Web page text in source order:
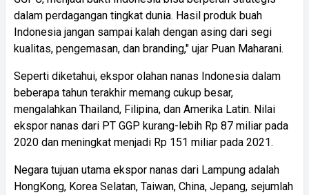
dalam perdagangan tingkat dunia. Hasil produk buah
Indonesia jangan sampai kalah dengan asing dari segi
kualitas, pengemasan, dan branding," ujar Puan Maharani.
Seperti diketahui, ekspor olahan nanas Indonesia dalam
beberapa tahun terakhir memang cukup besar,
mengalahkan Thailand, Filipina, dan Amerika Latin. Nilai
ekspor nanas dari PT GGP kurang-lebih Rp 87 miliar pada
2020 dan meningkat menjadi Rp 151 miliar pada 2021.
Negara tujuan utama ekspor nanas dari Lampung adalah
HongKong, Korea Selatan, Taiwan, China, Jepang, sejumlah